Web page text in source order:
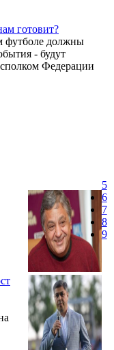
готовит?
футболе должны
- будут
Федерации
5
6
7
8
9